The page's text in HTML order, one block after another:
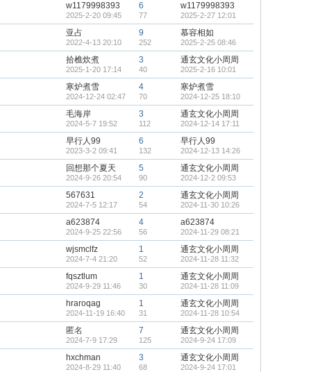
w1179998393
2025-2-20 09:45
6
77
w1179998393
2025-2-27 12:01
亚占
2022-4-13 20:10
9
252
慕容相如
2025-2-25 08:46
拾樵炊煮
2025-1-20 17:14
3
40
通玄文化小周周
2025-2-16 10:01
寒炉煮雪
2024-12-24 02:47
4
70
寒炉煮雪
2024-12-25 18:10
毛海岸
2024-5-7 19:52
3
112
通玄文化小周周
2024-12-14 17:11
早行人99
2023-3-2 09:41
6
132
早行人99
2024-12-13 14:26
回想那个夏天
2024-9-26 20:54
5
90
通玄文化小周周
2024-12-2 09:53
567631
2024-7-5 12:17
2
54
通玄文化小周周
2024-11-30 10:26
a623874
2024-9-25 22:56
4
56
a623874
2024-11-29 08:21
wjsmclfz
2024-7-4 21:20
1
52
通玄文化小周周
2024-11-28 11:32
fqsztlum
2024-9-29 11:46
1
30
通玄文化小周周
2024-11-28 11:09
hraroqag
2024-11-19 16:40
1
31
通玄文化小周周
2024-11-28 10:54
匿名
2024-7-9 17:29
7
125
通玄文化小周周
2024-9-24 17:09
hxchman
2024-8-29 11:40
3
68
通玄文化小周周
2024-9-24 17:01